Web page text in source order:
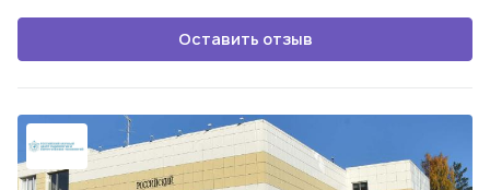
Оставить отзыв